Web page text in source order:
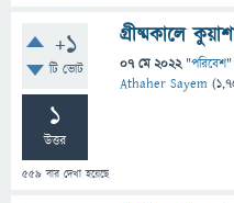
+1
টি ভোট
1
উত্তর
559 বার দেখা হয়েছে
গ্রীষ্মকালে
07 মে 2022 "পরিবেশ"
Athaher Sayem (